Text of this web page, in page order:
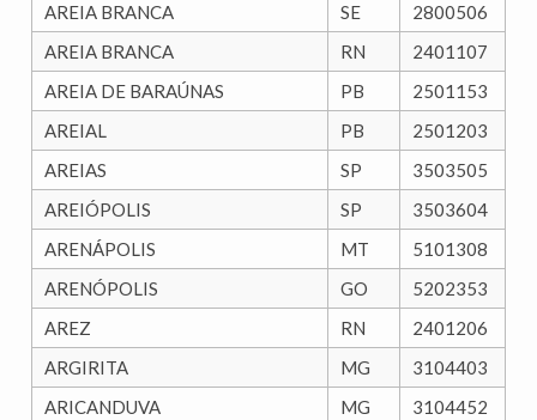
AREIA BRANCA
SE
2800506
AREIA BRANCA
RN
2401107
AREIA DE BARAÚNAS
PB
2501153
AREIAL
PB
2501203
AREIAS
SP
3503505
AREIÓPOLIS
SP
3503604
ARENÁPOLIS
MT
5101308
ARENÓPOLIS
GO
5202353
AREZ
RN
2401206
ARGIRITA
MG
3104403
ARICANDUVA
MG
3104452